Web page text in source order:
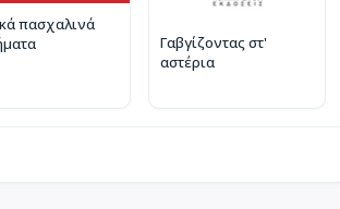
πασχαλινά
Γαβγίζοντας στ'
αστέρια